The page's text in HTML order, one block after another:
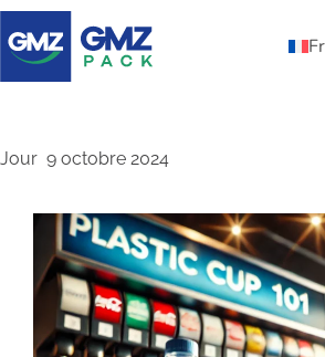
Jour 9 octobre 2024